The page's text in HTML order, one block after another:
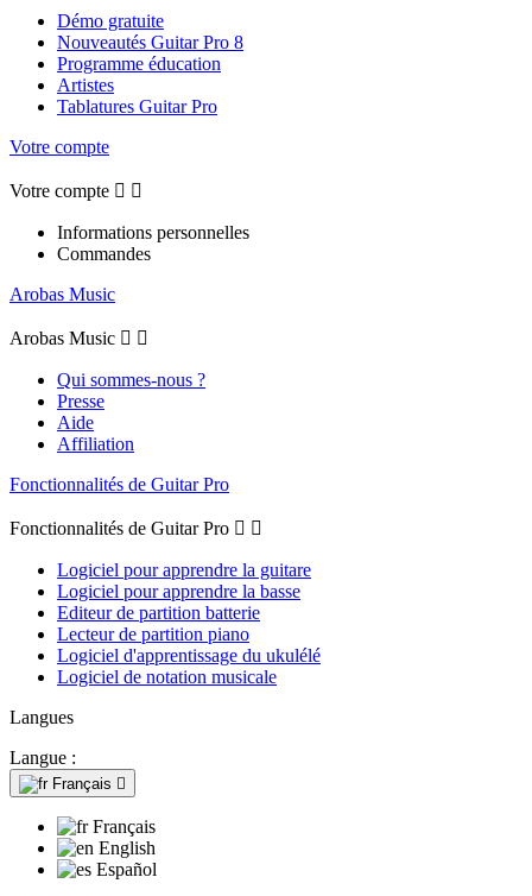
Démo gratuite
Nouveautés Guitar Pro 8
Programme éducation
Artistes
Tablatures Guitar Pro
Votre compte
Votre compte  
Informations personnelles
Commandes
Arobas Music
Arobas Music  
Qui sommes-nous ?
Presse
Aide
Affiliation
Fonctionnalités de Guitar Pro
Fonctionnalités de Guitar Pro  
Logiciel pour apprendre la guitare
Logiciel pour apprendre la basse
Editeur de partition batterie
Lecteur de partition piano
Logiciel d'apprentissage du ukulélé
Logiciel de notation musicale
Langues
Langue :
Français 
Français
English
Español